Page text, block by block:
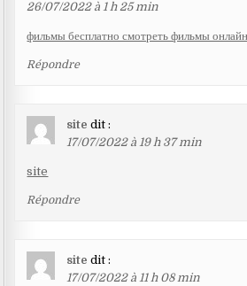
26/07/2022 à 1 h 25 min
фильмы бесплатно смотреть фильмы
Répondre
site dit :
17/07/2022 à 19 h 37 min
site
Répondre
site dit :
17/07/2022 à 11 h 08 min